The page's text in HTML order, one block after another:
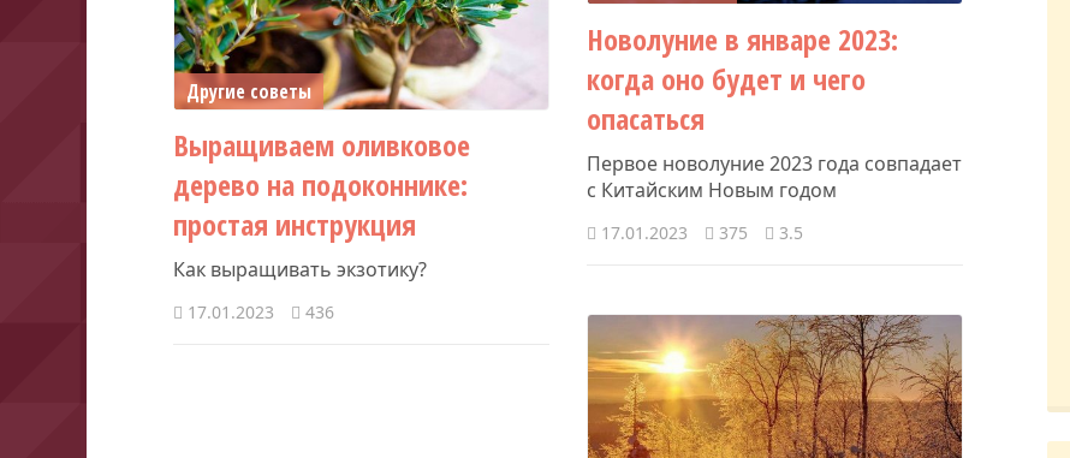
Новолуние в январе 2023:
когда оно будет и чего
опасаться
Первое новолуние 2023 года совпадает
с Китайским Новым годом
17.01.2023 375 3.5
Другие советы
Выращиваем оливковое
дерево на подоконнике:
простая инструкция
Как выращивать экзотику?
17.01.2023 436